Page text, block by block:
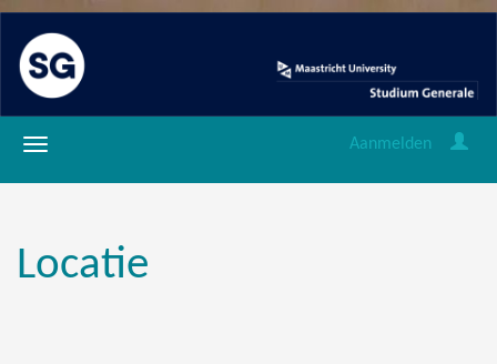
Aanmelden
Locatie